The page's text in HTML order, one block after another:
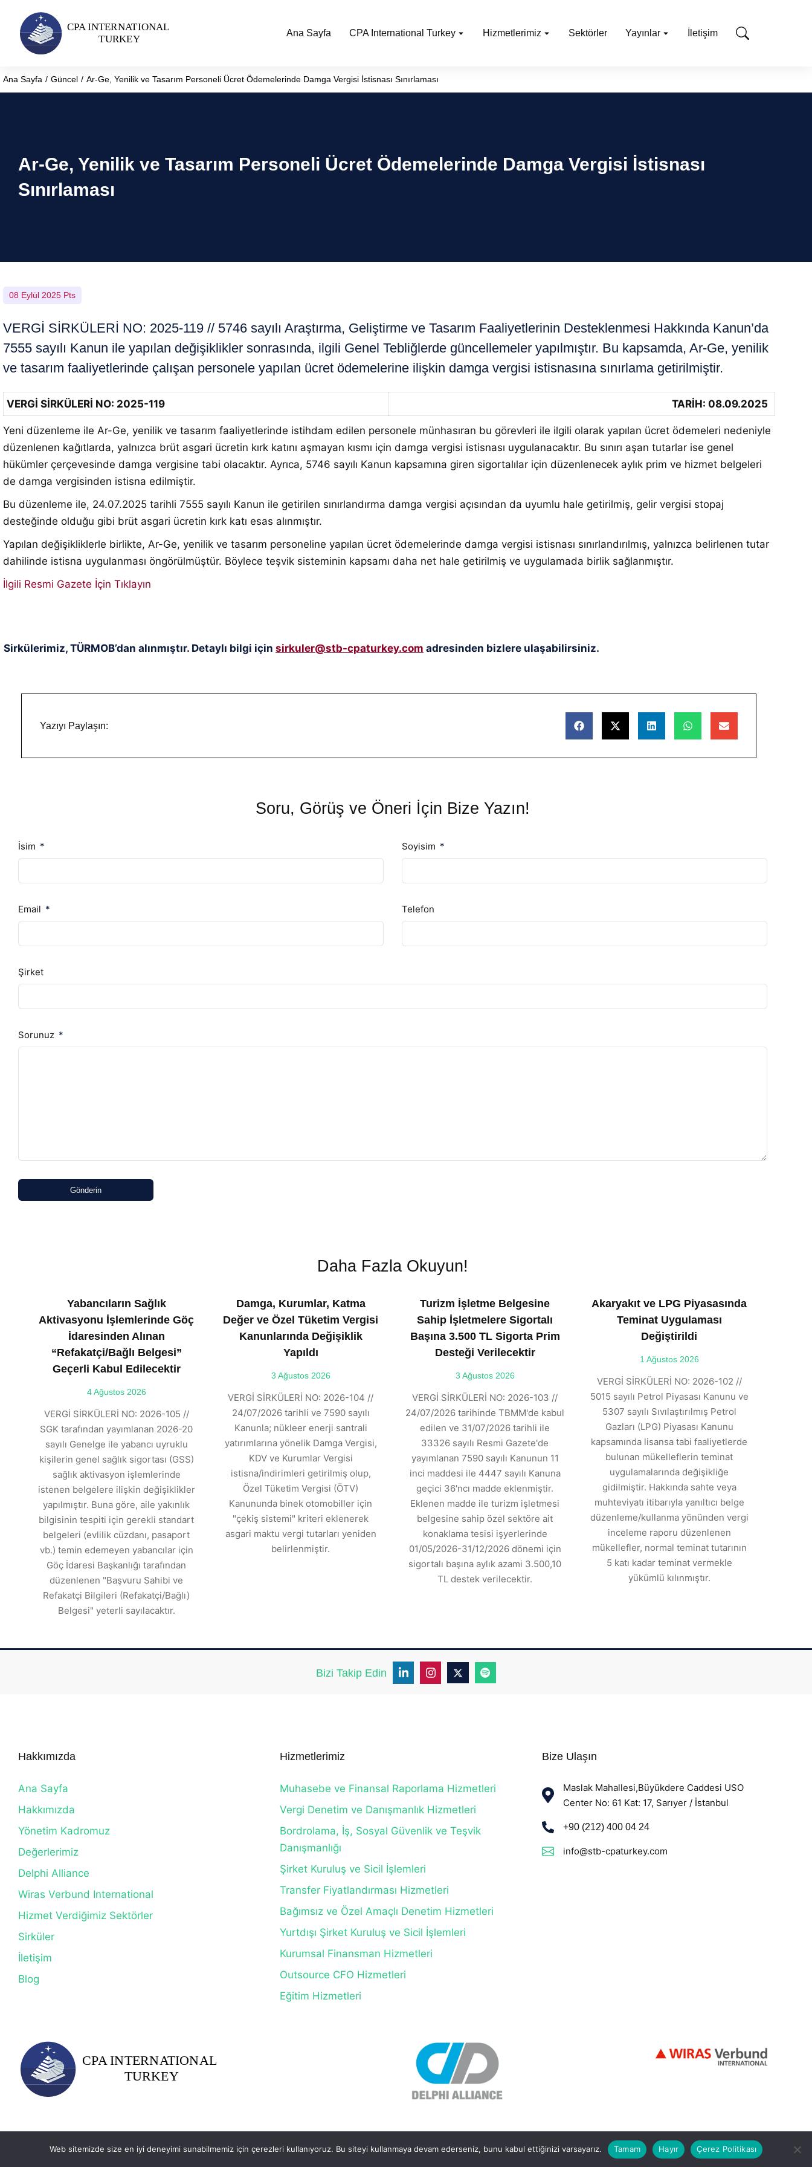
Ana Sayfa CPA International Turkey Hizmetlerimiz Sektörler Yayınlar İletişim
You are here:
Ana Sayfa Güncel Ar-Ge, Yenilik ve Tasarım Personeli Ücret Ödemelerinde Damga Vergisi İstisnası Sınırlaması
Ar-Ge, Yenilik ve Tasarım Personeli Ücret Ödemelerinde Damga Vergisi İstisnası
Sınırlaması
08 Eylül 2025 Pts
VERGİ SİRKÜLERİ NO: 2025-119 // 5746 sayılı Araştırma, Geliştirme ve Tasarım Faaliyetlerinin Desteklenmesi Hakkında Kanun’da
7555 sayılı Kanun ile yapılan değişiklikler sonrasında, ilgili Genel Tebliğlerde güncellemeler yapılmıştır. Bu kapsamda, Ar-Ge, yenilik
ve tasarım faaliyetlerinde çalışan personele yapılan ücret ödemelerine ilişkin damga vergisi istisnasına sınırlama getirilmiştir.
VERGİ SİRKÜLERİ NO: 2025-119 TARİH: 08.09.2025
Yeni düzenleme ile Ar-Ge, yenilik ve tasarım faaliyetlerinde istihdam edilen personele münhasıran bu görevleri ile ilgili olarak yapılan ücret ödemeleri nedeniyle
düzenlenen kağıtlarda, yalnızca brüt asgari ücretin kırk katını aşmayan kısmı için damga vergisi istisnası uygulanacaktır. Bu sınırı aşan tutarlar ise genel
hükümler çerçevesinde damga vergisine tabi olacaktır. Ayrıca, 5746 sayılı Kanun kapsamına giren sigortalılar için düzenlenecek aylık prim ve hizmet belgeleri
de damga vergisinden istisna edilmiştir.
Bu düzenleme ile, 24.07.2025 tarihli 7555 sayılı Kanun ile getirilen sınırlandırma damga vergisi açısından da uyumlu hale getirilmiş, gelir vergisi stopaj
desteğinde olduğu gibi brüt asgari ücretin kırk katı esas alınmıştır.
Yapılan değişikliklerle birlikte, Ar-Ge, yenilik ve tasarım personeline yapılan ücret ödemelerinde damga vergisi istisnası sınırlandırılmış, yalnızca belirlenen tutar
dahilinde istisna uygulanması öngörülmüştür. Böylece teşvik sisteminin kapsamı daha net hale getirilmiş ve uygulamada birlik sağlanmıştır.
İlgili Resmi Gazete İçin Tıklayın
Sirkülerimiz, TÜRMOB’dan alınmıştır. Detaylı bilgi için sirkuler@stb-cpaturkey.com adresinden bizlere ulaşabilirsiniz.
Yazıyı Paylaşın:
Soru, Görüş ve Öneri İçin Bize Yazın!
İsim Soyisim
Email Telefon
Şirket
Sorunuz
Gönderin
Daha Fazla Okuyun!
Yabancıların Sağlık
Aktivasyonu İşlemlerinde Göç
İdaresinden Alınan
“Refakatçi/Bağlı Belgesi”
Geçerli Kabul Edilecektir
4 Ağustos 2026
VERGİ SİRKÜLERİ NO: 2026-105 //
SGK tarafından yayımlanan 2026-20
sayılı Genelge ile yabancı uyruklu
kişilerin genel sağlık sigortası (GSS)
sağlık aktivasyon işlemlerinde
istenen belgelere ilişkin değişiklikler
yapılmıştır. Buna göre, aile yakınlık
bilgisinin tespiti için gerekli standart
belgeleri (evlilik cüzdanı, pasaport
vb.) temin edemeyen yabancılar için
Göç İdaresi Başkanlığı tarafından
düzenlenen "Başvuru Sahibi ve
Refakatçi Bilgileri (Refakatçi/Bağlı)
Belgesi" yeterli sayılacaktır.
Damga, Kurumlar, Katma
Değer ve Özel Tüketim Vergisi
Kanunlarında Değişiklik
Yapıldı
3 Ağustos 2026
VERGİ SİRKÜLERİ NO: 2026-104 //
24/07/2026 tarihli ve 7590 sayılı
Kanunla; nükleer enerji santrali
yatırımlarına yönelik Damga Vergisi,
KDV ve Kurumlar Vergisi
istisna/indirimleri getirilmiş olup,
Özel Tüketim Vergisi (ÖTV)
Kanununda binek otomobiller için
"çekiş sistemi" kriteri eklenerek
asgari maktu vergi tutarları yeniden
belirlenmiştir.
Turizm İşletme Belgesine
Sahip İşletmelere Sigortalı
Başına 3.500 TL Sigorta Prim
Desteği Verilecektir
3 Ağustos 2026
VERGİ SİRKÜLERİ NO: 2026-103 //
24/07/2026 tarihinde TBMM'de kabul
edilen ve 31/07/2026 tarihli ile
33326 sayılı Resmi Gazete'de
yayımlanan 7590 sayılı Kanunun 11
inci maddesi ile 4447 sayılı Kanuna
geçici 36'ncı madde eklenmiştir.
Eklenen madde ile turizm işletmesi
belgesine sahip özel sektöre ait
konaklama tesisi işyerlerinde
01/05/2026-31/12/2026 dönemi için
sigortalı başına aylık azami 3.500,10
TL destek verilecektir.
Akaryakıt ve LPG Piyasasında
Teminat Uygulaması
Değiştirildi
1 Ağustos 2026
VERGİ SİRKÜLERİ NO: 2026-102 //
5015 sayılı Petrol Piyasası Kanunu ve
5307 sayılı Sıvılaştırılmış Petrol
Gazları (LPG) Piyasası Kanunu
kapsamında lisansa tabi faaliyetlerde
bulunan mükelleflerin teminat
uygulamalarında değişikliğe
gidilmiştir. Hakkında sahte veya
muhteviyatı itibarıyla yanıltıcı belge
düzenleme/kullanma yönünden vergi
inceleme raporu düzenlenen
mükellefler, normal teminat tutarının
5 katı kadar teminat vermekle
yükümlü kılınmıştır.
Bizi Takip Edin
Hakkımızda
Ana Sayfa
Hakkımızda
Yönetim Kadromuz
Değerlerimiz
Delphi Alliance
Wiras Verbund International
Hizmet Verdiğimiz Sektörler
Sirküler
İletişim
Blog
Hizmetlerimiz
Muhasebe ve Finansal Raporlama Hizmetleri
Vergi Denetim ve Danışmanlık Hizmetleri
Bordrolama, İş, Sosyal Güvenlik ve Teşvik
Danışmanlığı
Şirket Kuruluş ve Sicil İşlemleri
Transfer Fiyatlandırması Hizmetleri
Bağımsız ve Özel Amaçlı Denetim Hizmetleri
Yurtdışı Şirket Kuruluş ve Sicil İşlemleri
Kurumsal Finansman Hizmetleri
Outsource CFO Hizmetleri
Eğitim Hizmetleri
Bize Ulaşın
Maslak Mahallesi,Büyükdere Caddesi USO
Center No: 61 Kat: 17, Sarıyer / İstanbul
+90 (212) 400 04 24
info@stb-cpaturkey.com
Web sitemizde size en iyi deneyimi sunabilmemiz için çerezleri kullanıyoruz. Bu siteyi kullanmaya devam ederseniz, bunu kabul ettiğinizi varsayarız. Tamam Hayır Çerez Politikası